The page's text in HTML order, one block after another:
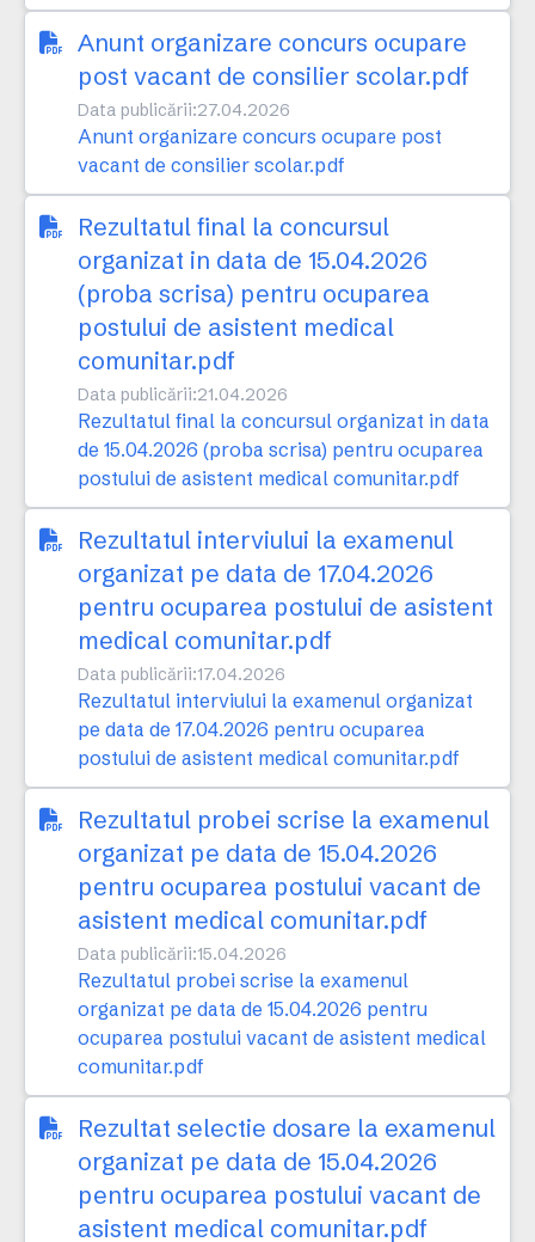
Anunt organizare concurs ocupare
post vacant de consilier scolar.pdf
Data publicării:27.04.2026
Anunt organizare concurs ocupare post
vacant de consilier scolar.pdf
Rezultatul final la concursul
organizat in data de 15.04.2026
(proba scrisa) pentru ocuparea
postului de asistent medical
comunitar.pdf
Data publicării:21.04.2026
Rezultatul final la concursul organizat in data
de 15.04.2026 (proba scrisa) pentru ocuparea
postului de asistent medical comunitar.pdf
Rezultatul interviului la examenul
organizat pe data de 17.04.2026
pentru ocuparea postului de asistent
medical comunitar.pdf
Data publicării:17.04.2026
Rezultatul interviului la examenul organizat
pe data de 17.04.2026 pentru ocuparea
postului de asistent medical comunitar.pdf
Rezultatul probei scrise la examenul
organizat pe data de 15.04.2026
pentru ocuparea postului vacant de
asistent medical comunitar.pdf
Data publicării:15.04.2026
Rezultatul probei scrise la examenul
organizat pe data de 15.04.2026 pentru
ocuparea postului vacant de asistent medical
comunitar.pdf
Rezultat selectie dosare la examenul
organizat pe data de 15.04.2026
pentru ocuparea postului vacant de
asistent medical comunitar.pdf